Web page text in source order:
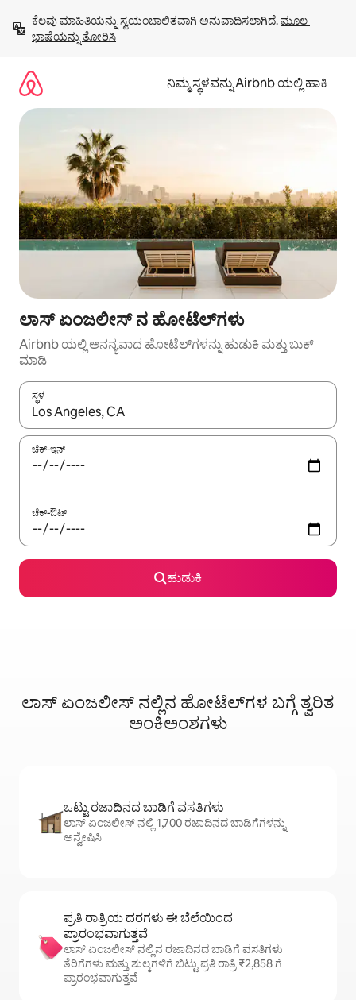
ಹೋಗಿ
ಕೆಲವು ಮಾಹಿತಿಯನ್ನು ಸ್ವಯಂಚಾಲಿತವಾಗಿ ಅನುವಾದಿಸಲಾಗಿದೆ. ಮೂಲ
ಭಾಷೆಯನ್ನು ತೋರಿಸಿ
ನಿಮ್ಮ ಸ್ಥಳವನ್ನು Airbnb ಯಲ್ಲಿ ಹಾಕಿ
ಲಾಸ್ ಏಂಜಲೀಸ್ ನ ಹೋಟೆಲ್‌ಗಳು
Airbnb ಯಲ್ಲಿ ಅನನ್ಯವಾದ ಹೋಟೆಲ್‌ಗಳನ್ನು ಹುಡುಕಿ ಮತ್ತು ಬುಕ್
ಮಾಡಿ
ಸ್ಥಳ
ಫಲಿತಾಂಶಗಳು ಲಭ್ಯವಿರುವಾಗ, ಅಪ್ ಮತ್ತು ಡೌನ್ ಬಾಣದ ಕೀಲಿಗಳೊಂದಿಗೆ
ಚೆಕ್-ಇನ್
ಚೆಕ್-ಔಟ್
ಹುಡುಕಿ
ಲಾಸ್ ಏಂಜಲೀಸ್ ನಲ್ಲಿನ ಹೋಟೆಲ್‌ಗಳ ಬಗ್ಗೆ ತ್ವರಿತ
ಅಂಕಿಅಂಶಗಳು
ಒಟ್ಟು ರಜಾದಿನದ ಬಾಡಿಗೆ ವಸತಿಗಳು
ಲಾಸ್ ಏಂಜಲೀಸ್ ನಲ್ಲಿ 1,700 ರಜಾದಿನದ ಬಾಡಿಗೆಗಳನ್ನು
ಅನ್ವೇಷಿಸಿ
ಪ್ರತಿ ರಾತ್ರಿಯ ದರಗಳು ಈ ಬೆಲೆಯಿಂದ
ಪ್ರಾರಂಭವಾಗುತ್ತವೆ
ಲಾಸ್ ಏಂಜಲೀಸ್ ನಲ್ಲಿನ ರಜಾದಿನದ ಬಾಡಿಗೆ ವಸತಿಗಳು
ತೆರಿಗೆಗಳು ಮತ್ತು ಶುಲ್ಕಗಳಿಗೆ ಬಿಟ್ಟು ಪ್ರತಿ ರಾತ್ರಿ ₹2,858 ಗೆ
ಪ್ರಾರಂಭವಾಗುತ್ತವೆ